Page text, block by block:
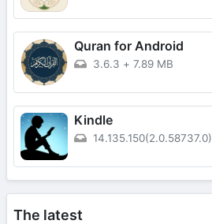
Quran for Android
3.6.3 + 7.89 MB
Kindle
14.135.150(2.0.58737.0)
The latest